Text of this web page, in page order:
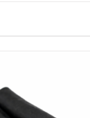
mehrere